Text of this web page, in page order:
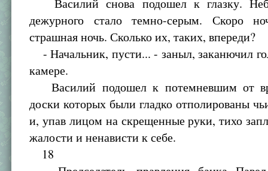
Василий снова подошел к глазку.
дежурного стало темно-серым. Скоро
страшная ночь. Сколько их, таких, впереди?
- Начальник, пусти... - заныл, заканючил
камере.
Василий подошел к потемневшим от
доски которых были гладко отполированы
и, упав лицом на скрещенные руки, тихо
жалости и ненависти к себе.
18